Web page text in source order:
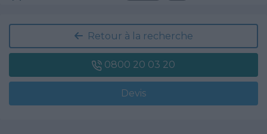
Retour à la recherche
0800 20 03 20
Devis